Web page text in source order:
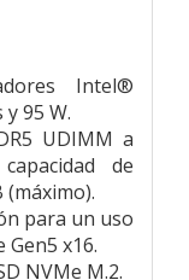
Intel®
95 W.
UDIMM a
de
(máximo).
para un uso
Gen5 x16.
NVMe M.2.